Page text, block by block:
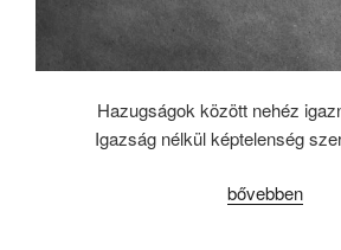
Hazugságok között nehéz
Igazság nélkül képtelenség
„igazság”
bővebben